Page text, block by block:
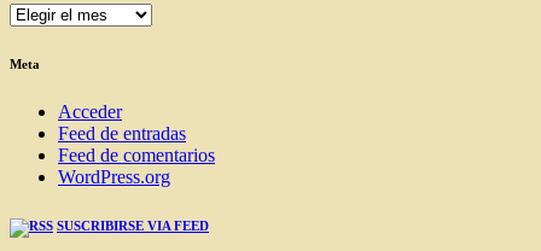
ENTRADAS
BLOG
Meta
Acceder
Feed de entradas
Feed de comentarios
WordPress.org
SUSCRIBIRSE VIA FEED